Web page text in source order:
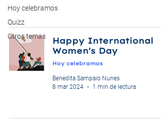
Hoy celebramos
Quizz
Otros temas
Happy International
Women's Day
Hoy celebramos
Benedita Sampaio Nunes
8 mar 2024
1 min de lectura